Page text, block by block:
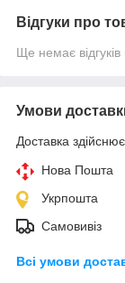
Відгуки про
Ще немає
Умови
Доставка
Нова Пошта
Укрпошта
Самовивіз
Всі умови